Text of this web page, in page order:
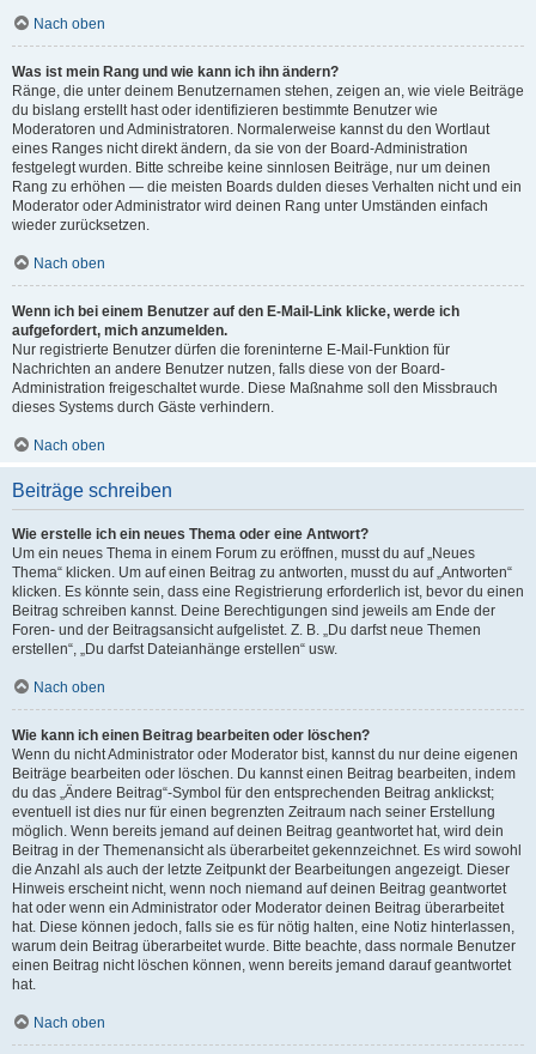
Nach oben
Was ist mein Rang und wie kann ich ihn ändern?
Ränge, die unter deinem Benutzernamen stehen, zeigen an, wie viele Beiträge
du bislang erstellt hast oder identifizieren bestimmte Benutzer wie
Moderatoren und Administratoren. Normalerweise kannst du den Wortlaut
eines Ranges nicht direkt ändern, da sie von der Board-Administration
festgelegt wurden. Bitte schreibe keine sinnlosen Beiträge, nur um deinen
Rang zu erhöhen — die meisten Boards dulden dieses Verhalten nicht und ein
Moderator oder Administrator wird deinen Rang unter Umständen einfach
wieder zurücksetzen.
Nach oben
Wenn ich bei einem Benutzer auf den E-Mail-Link klicke, werde ich
aufgefordert, mich anzumelden.
Nur registrierte Benutzer dürfen die foreninterne E-Mail-Funktion für
Nachrichten an andere Benutzer nutzen, falls diese von der Board-
Administration freigeschaltet wurde. Diese Maßnahme soll den Missbrauch
dieses Systems durch Gäste verhindern.
Nach oben
Beiträge schreiben
Wie erstelle ich ein neues Thema oder eine Antwort?
Um ein neues Thema in einem Forum zu eröffnen, musst du auf „Neues
Thema“ klicken. Um auf einen Beitrag zu antworten, musst du auf „Antworten“
klicken. Es könnte sein, dass eine Registrierung erforderlich ist, bevor du einen
Beitrag schreiben kannst. Deine Berechtigungen sind jeweils am Ende der
Foren- und der Beitragsansicht aufgelistet. Z. B. „Du darfst neue Themen
erstellen“, „Du darfst Dateianhänge erstellen“ usw.
Nach oben
Wie kann ich einen Beitrag bearbeiten oder löschen?
Wenn du nicht Administrator oder Moderator bist, kannst du nur deine eigenen
Beiträge bearbeiten oder löschen. Du kannst einen Beitrag bearbeiten, indem
du das „Ändere Beitrag“-Symbol für den entsprechenden Beitrag anklickst;
eventuell ist dies nur für einen begrenzten Zeitraum nach seiner Erstellung
möglich. Wenn bereits jemand auf deinen Beitrag geantwortet hat, wird dein
Beitrag in der Themenansicht als überarbeitet gekennzeichnet. Es wird sowohl
die Anzahl als auch der letzte Zeitpunkt der Bearbeitungen angezeigt. Dieser
Hinweis erscheint nicht, wenn noch niemand auf deinen Beitrag geantwortet
hat oder wenn ein Administrator oder Moderator deinen Beitrag überarbeitet
hat. Diese können jedoch, falls sie es für nötig halten, eine Notiz hinterlassen,
warum dein Beitrag überarbeitet wurde. Bitte beachte, dass normale Benutzer
einen Beitrag nicht löschen können, wenn bereits jemand darauf geantwortet
hat.
Nach oben